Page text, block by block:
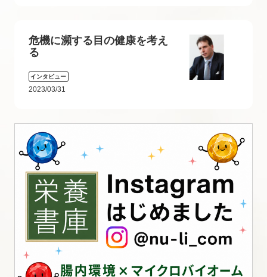
危機に瀕する目の健康を考え
る
インタビュー
2023/03/31